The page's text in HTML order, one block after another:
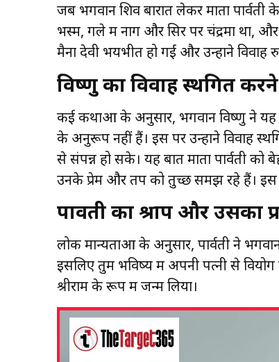
जब भगवान शिव बारात लेकर माता
भस्म, गले में नाग और सिर पर चंद्रमा था,
मैना देवी भयभीत हो गईं और उन्होंने विवाह
विष्णु का विवाह स्थगित करने
कई कथाओं के अनुसार, भगवान विष्णु ने यह
के अनुरूप नहीं हैं। इस पर उन्होंने विवाह
से संपन्न हो सके। यह बात माता पार्वती
उनके प्रेम और तप को तुच्छ समझ रहे हैं। इस
पार्वती का श्राप और उसका
लोक मान्यताओं के अनुसार, पार्वती ने
इसलिए तुम भविष्य में अपनी पत्नी से
श्रीराम के रूप में जन्म लिया।